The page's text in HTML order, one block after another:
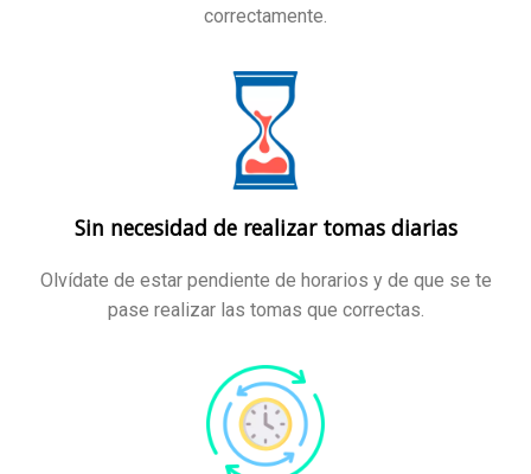
correctamente.
Sin necesidad de realizar tomas diarias
Olvídate de estar pendiente de horarios y de que se te
pase realizar las tomas que correctas.